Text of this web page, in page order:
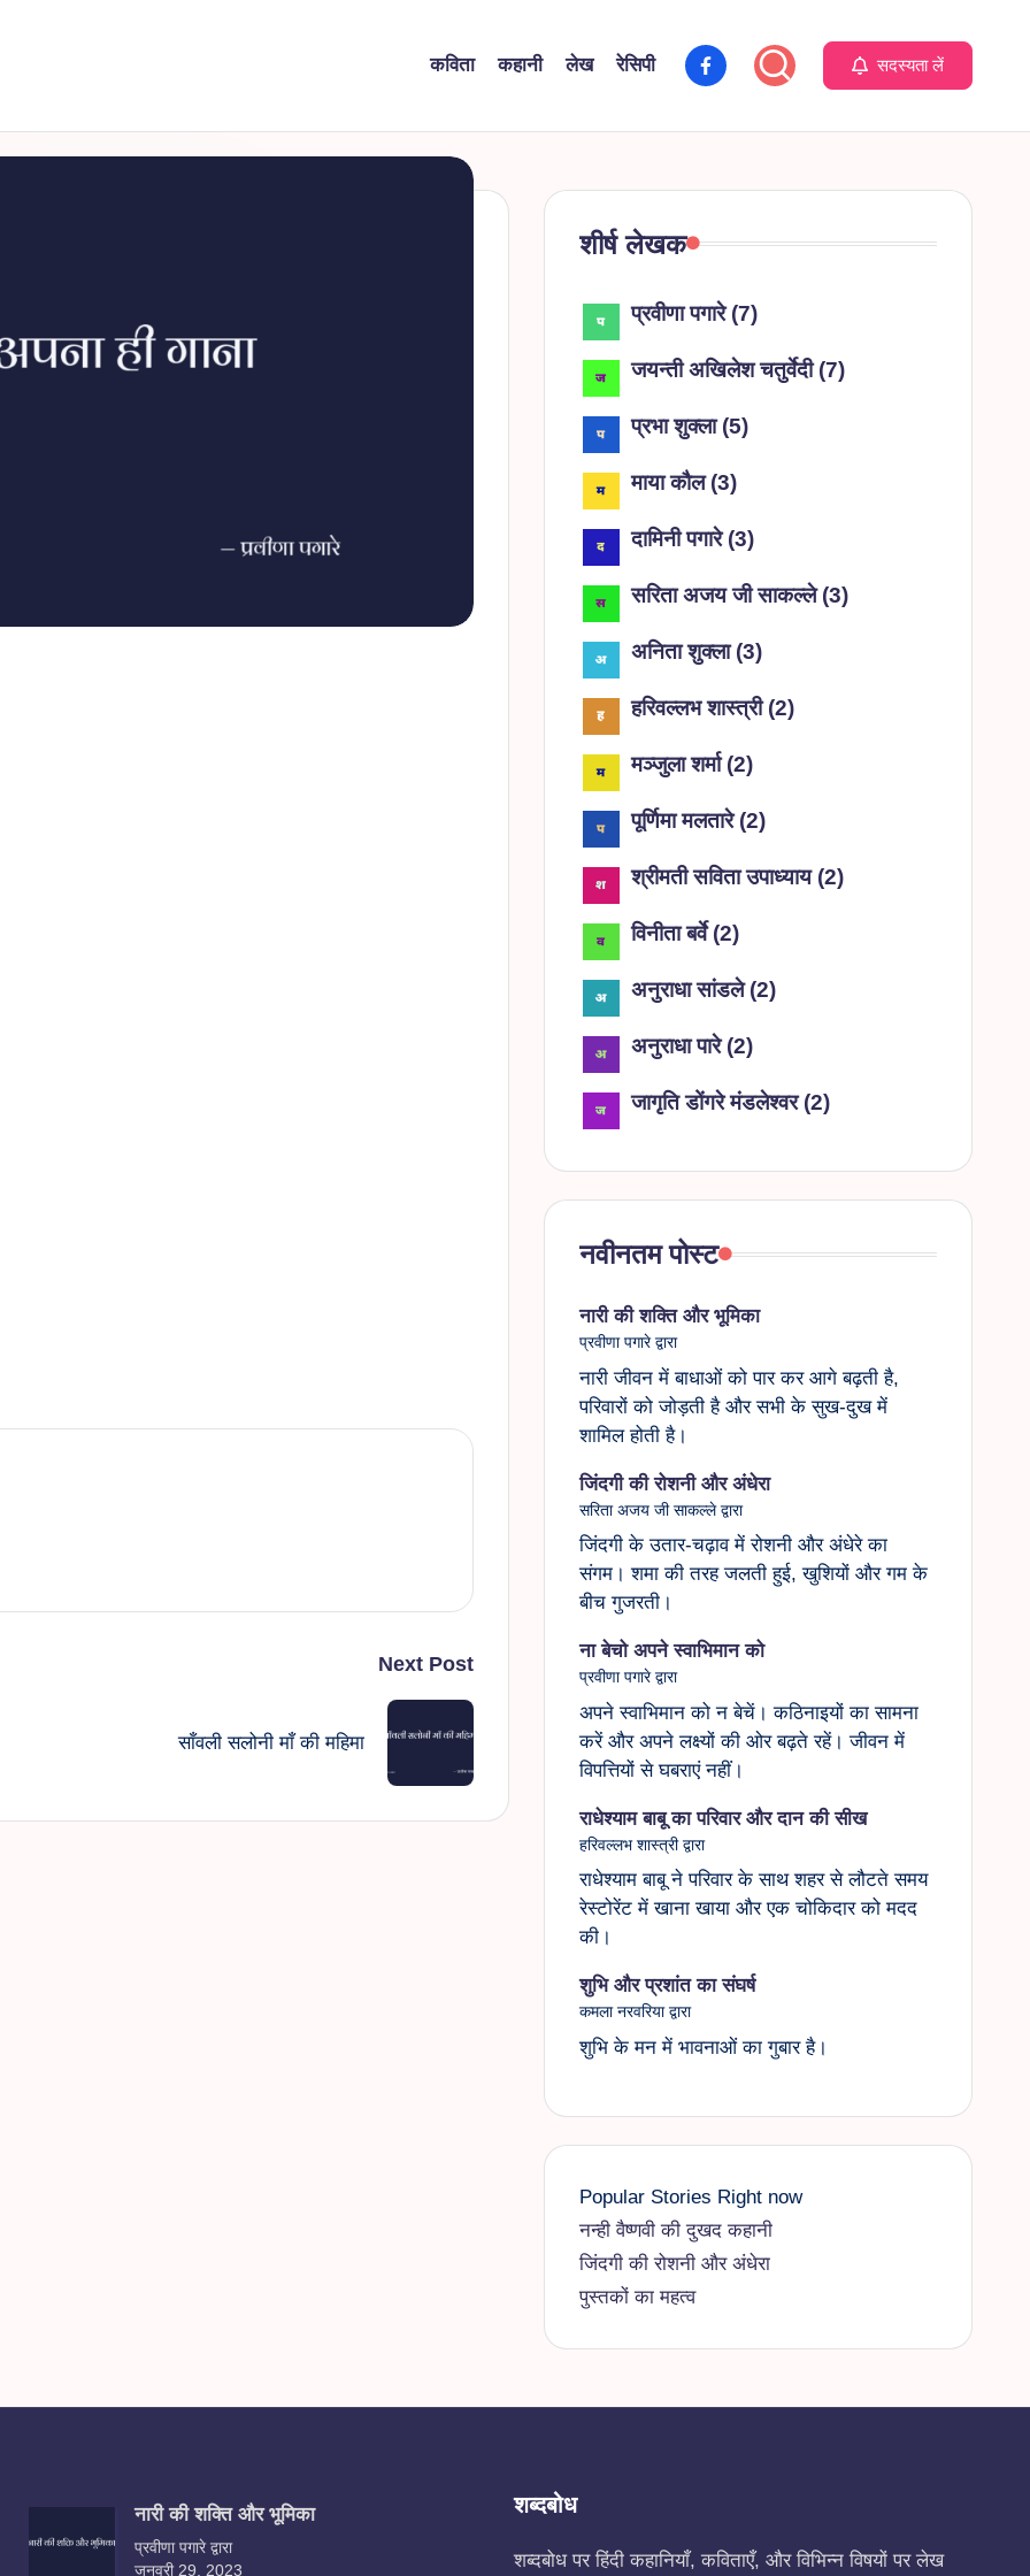
कविता कहानी लेख रेसिपी facebook सदस्यता लें
Next Post
साँवली सलोनी माँ की महिमा
शीर्ष लेखक
प्रवीणा पगारे(7)
जयन्ती अखिलेश चतुर्वेदी(7)
प्रभा शुक्ला(5)
माया कौल(3)
दामिनी पगारे(3)
सरिता अजय जी साकल्ले(3)
अनिता शुक्ला(3)
हरिवल्लभ शास्त्री(2)
मञ्जुला शर्मा(2)
पूर्णिमा मलतारे(2)
श्रीमती सविता उपाध्याय (2)
विनीता बर्वे(2)
अनुराधा सांडले(2)
अनुराधा पारे(2)
जागृति डोंगरे मंडलेश्वर(2)
नवीनतम पोस्ट
नारी की शक्ति और भूमिका
प्रवीणा पगारे द्वारा
नारी जीवन में बाधाओं को पार कर आगे बढ़ती है,
परिवारों को जोड़ती है और सभी के सुख-दुख में
शामिल होती है।
जिंदगी की रोशनी और अंधेरा
सरिता अजय जी साकल्ले द्वारा
जिंदगी के उतार-चढ़ाव में रोशनी और अंधेरे का
संगम। शमा की तरह जलती हुई, खुशियों और गम के
बीच गुजरती।
ना बेचो अपने स्वाभिमान को
प्रवीणा पगारे द्वारा
अपने स्वाभिमान को न बेचें। कठिनाइयों का सामना
करें और अपने लक्ष्यों की ओर बढ़ते रहें। जीवन में
विपत्तियों से घबराएं नहीं।
राधेश्याम बाबू का परिवार और दान की सीख
हरिवल्लभ शास्त्री द्वारा
राधेश्याम बाबू ने परिवार के साथ शहर से लौटते समय
रेस्टोरेंट में खाना खाया और एक चोकिदार को मदद
की।
शुभि और प्रशांत का संघर्ष
कमला नरवरिया द्वारा
शुभि के मन में भावनाओं का गुबार है।
Popular Stories Right now
नन्ही वैष्णवी की दुखद कहानी
जिंदगी की रोशनी और अंधेरा
पुस्तकों का महत्व
नारी की शक्ति और भूमिका
प्रवीणा पगारे द्वारा
जनवरी 29, 2023
शब्दबोध
शब्दबोध पर हिंदी कहानियाँ, कविताएँ, और विभिन्न विषयों पर लेख